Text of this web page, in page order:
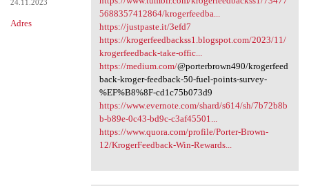
24.11.2023
Adres
5688357412864/krogerfeedba...
https://justpaste.it/3efd7
https://krogerfeedbackss1.blogspot.com/2023/11/
krogerfeedback-take-offic...
https://medium.com/@porterbrown490/krogerfeed
back-kroger-feedback-50-fuel-points-survey-
%EF%B8%8F-cd1c75b073d9
https://www.evernote.com/shard/s614/sh/7b72b8b
b-b89e-0c43-bd9c-c3af45501...
https://www.quora.com/profile/Porter-Brown-
12/KrogerFeedback-Win-Rewards...